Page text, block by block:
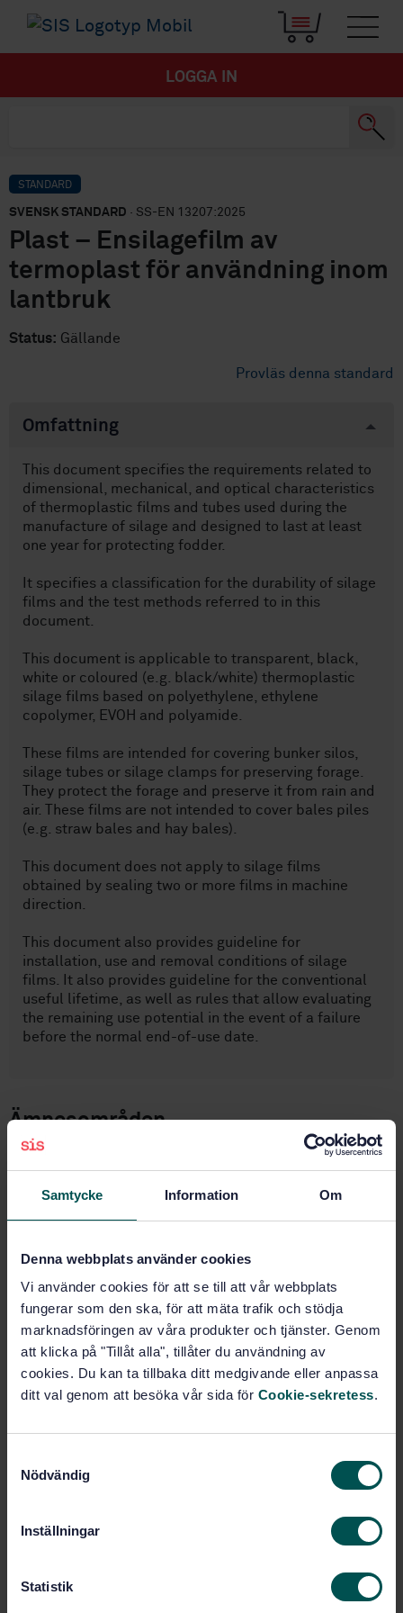
Samtycke Information Om
Denna webbplats använder cookies
Vi använder cookies för att se till att vår webbplats
fungerar som den ska, för att mäta trafik och stödja
marknadsföringen av våra produkter och tjänster. Genom
att klicka på "Tillåt alla", tillåter du användning av
cookies. Du kan ta tillbaka ditt medgivande eller anpassa
ditt val genom att besöka vår sida för Cookie-sekretess.
Nödvändig
Inställningar
Statistik
LOGGA IN
STANDARD
SVENSK STANDARD · SS-EN 13207:2025
Plast – Ensilagefilm av
termoplast för användning inom
lantbruk
Status: Gällande
Provläs denna standard
Omfattning
This document specifies the requirements related to
dimensional, mechanical, and optical characteristics
of thermoplastic films and tubes used during the
manufacture of silage and designed to last at least
one year for protecting fodder.
It specifies a classification for the durability of silage
films and the test methods referred to in this
document.
This document is applicable to transparent, black,
white or coloured (e.g. black/white) thermoplastic
silage films based on polyethylene, ethylene
copolymer, EVOH and polyamide.
These films are intended for covering bunker silos,
silage tubes or silage clamps for preserving forage.
They protect the forage and preserve it from rain and
air. These films are not intended to cover bales piles
(e.g. straw bales and hay bales).
This document does not apply to silage films
obtained by sealing two or more films in machine
direction.
This document also provides guideline for
installation, use and removal conditions of silage
films. It also provides guideline for the conventional
useful lifetime, as well as rules that allow evaluating
the remaining use potential in the event of a failure
before the normal end-of-use date.
Ämnesområden
Film och ark (83.140.10)
Köp denna standard
STANDARD
inom lantbruk
Prenumerera på standarden - Läs mer
Lägg i varukorgen